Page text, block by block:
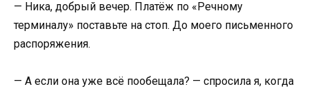
— Ника, добрый вечер. Платёж по «Речному
терминалу» поставьте на стоп. До моего письменного
распоряжения.
— А если она уже всё пообещала? — спросила я, когда